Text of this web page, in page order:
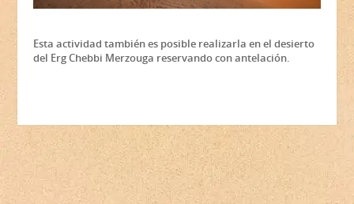
Esta actividad también es posible realizarla en el desierto
del Erg Chebbi Merzouga reservando con antelación.